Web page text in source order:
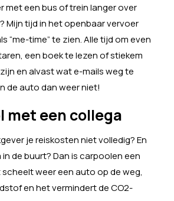
met een bus of trein langer over
Mijn tijd in het openbaar vervoer
“me-time” te zien. Alle tijd om even
een boek te lezen of stiekem
en alvast wat e-mails weg te
de auto dan weer niet!
met een collega
je reiskosten niet volledig? En
de buurt? Dan is carpoolen een
weer een auto op de weg,
en het vermindert de CO2-